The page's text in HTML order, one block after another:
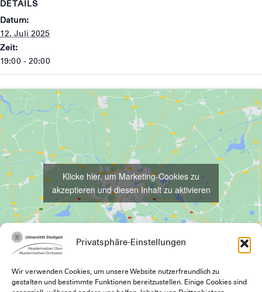
Privatsphäre-Einstellungen
Wir verwenden Cookies, um unsere Website nutzerfreundlich zu
gestalten und bestimmte Funktionen bereitzustellen. Einige Cookies sind
DETAILS
Datum:
12. Juli 2025
Zeit:
19:00 - 20:00
Klicke hier, um Marketing-Cookies zu
akzeptieren und diesen Inhalt zu aktivieren